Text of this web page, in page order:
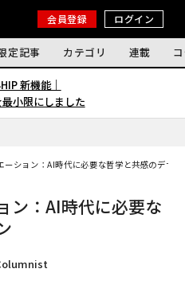
会員登録 ログイン
定記事 カテゴリ 連載
新機能｜
小限にしました
ーション：AI時代に必要な哲学と共感のデザイ
ン：AI時代に必要な